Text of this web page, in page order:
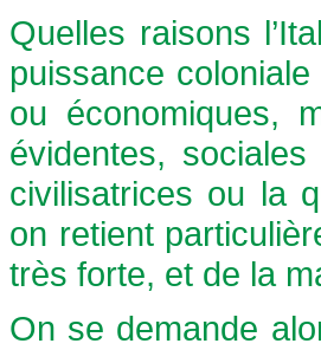
Quelles raisons
puissance
ou économiques,
évidentes,
civilisatrices ou la
on retient
très forte, et de la
On se demande